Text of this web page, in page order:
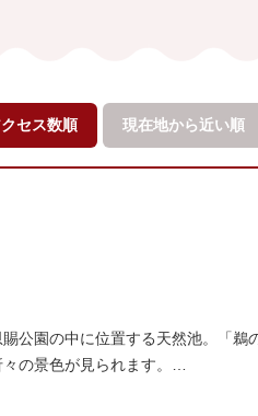
セス数順 現在地から近い順
公園の中に位置する天然池。「
の景色が見られます。